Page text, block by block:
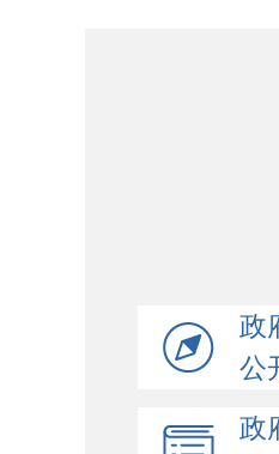
政
公
政